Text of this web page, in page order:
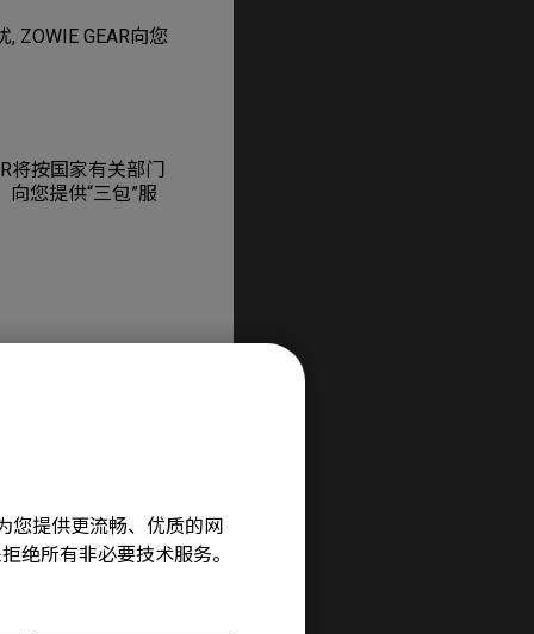
您提供更流畅、优质的网
绝所有非必要技术服务。
ZOWIE GEAR向您
将按国家有关部门
您提供“三包”服